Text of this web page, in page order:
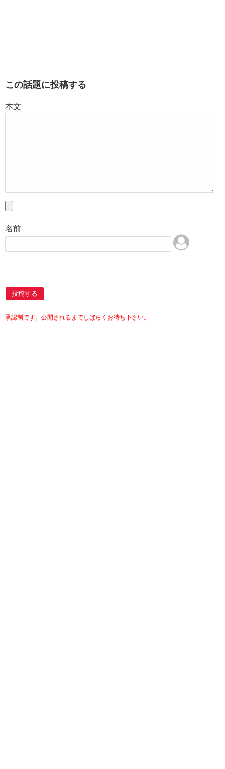
この話題に投稿する
本文
名前
投稿する
承認制です。公開されるまでしばらくお待ち下さい。